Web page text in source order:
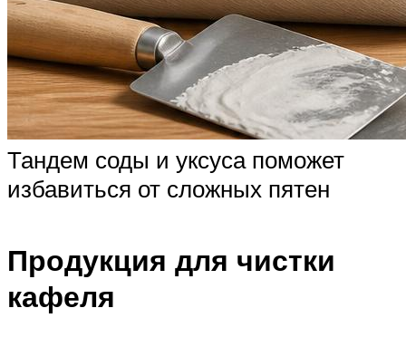
Тандем соды и уксуса поможет
избавиться от сложных пятен
Продукция для чистки
кафеля